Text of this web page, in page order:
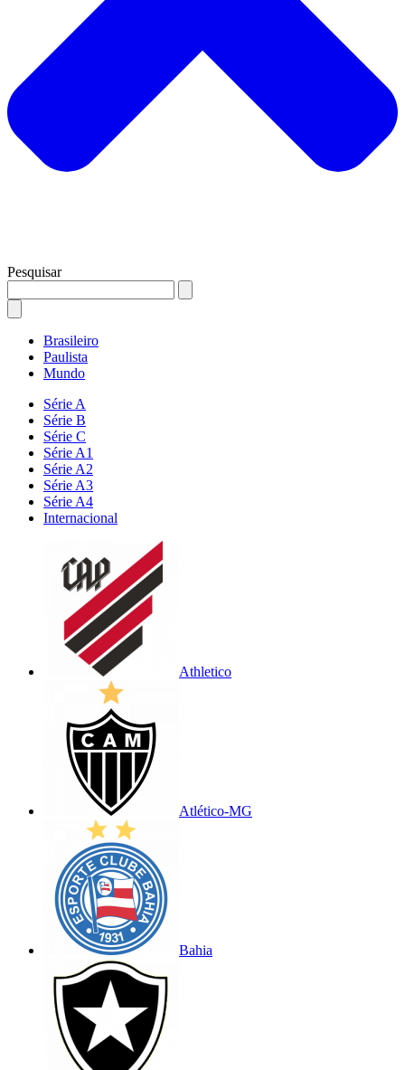
Pesquisar
Brasileiro
Paulista
Mundo
Série A
Série B
Série C
Série A1
Série A2
Série A3
Série A4
Internacional
Athletico
Atlético-MG
Bahia